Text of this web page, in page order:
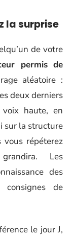
la surprise
de votre
permis de
aléatoire :
deux derniers
haute, en
sur la structure
vous répéterez
Les
des
de
le jour J,